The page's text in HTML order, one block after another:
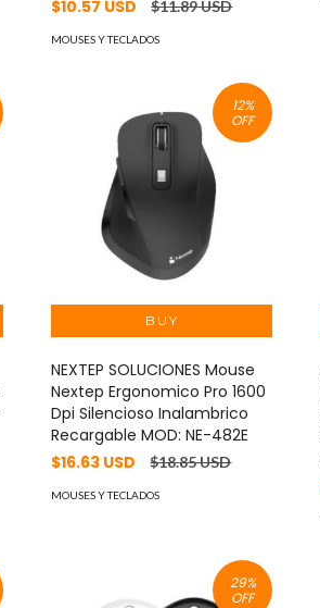
$10.57 USD
$11.89 USD
MOUSES Y TECLADOS
12%
OFF
NEXTEP SOLUCIONES Mouse
Nextep Ergonomico Pro 1600
Dpi Silencioso Inalambrico
Recargable MOD: NE-482E
$16.63 USD
$18.85 USD
MOUSES Y TECLADOS
29%
OFF